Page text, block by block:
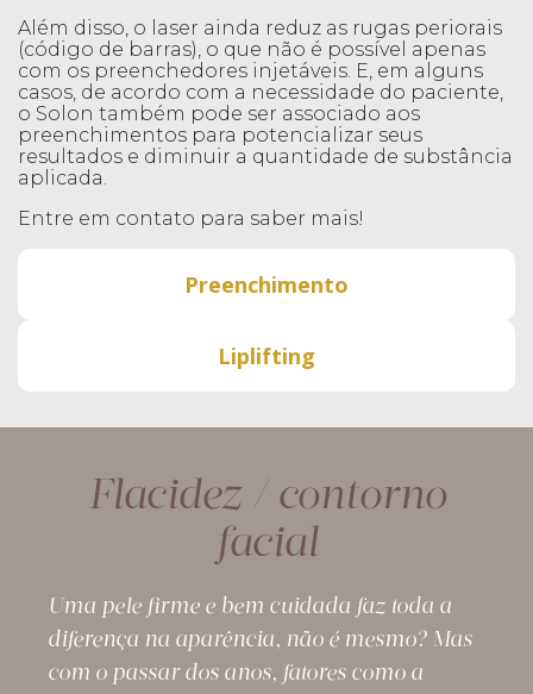
Além disso, o laser ainda reduz as rugas periorais
(código de barras), o que não é possível apenas
com os preenchedores injetáveis. E, em alguns
casos, de acordo com a necessidade do paciente,
o Solon também pode ser associado aos
preenchimentos para potencializar seus
resultados e diminuir a quantidade de substância
aplicada.
Entre em contato para saber mais!
Preenchimento
Liplifting
Flacidez / contorno
facial
Uma pele firme e bem cuidada faz toda a
diferença na aparência, não é mesmo? Mas
com o passar dos anos, fatores como a